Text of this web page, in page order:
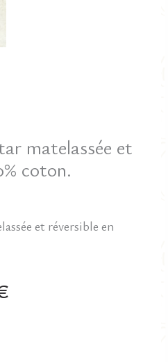
matelassée et
coton.
et réversible en